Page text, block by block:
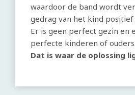
waardoor de band wordt
gedrag van het kind
Er is geen perfect gezin en
perfecte kinderen of ouders.
Dat is waar de oplossing